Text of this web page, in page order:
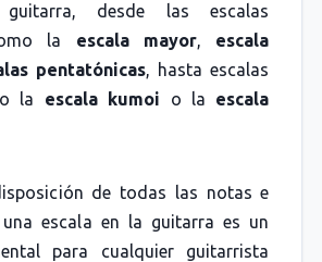
desde las escalas
la escala mayor, escala
pentatónicas, hasta escalas
la escala kumoi o la escala
de todas las notas e
escala en la guitarra es un
para cualquier guitarrista